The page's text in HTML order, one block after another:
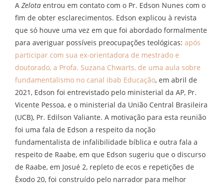
A Zelota entrou em contato com o Pr. Edson Nunes com o
fim de obter esclarecimentos. Edson explicou à revista
que só houve uma vez em que foi abordado formalmente
para averiguar possíveis preocupações teológicas: após
participar com sua ex-orientadora de mestrado e
doutorado, a Profa. Suzana Chwarts, de uma aula sobre
fundamentalismo no canal ibab Educação, em abril de
2021, Edson foi entrevistado pelo ministerial da AP, Pr.
Vicente Pessoa, e o ministerial da União Central Brasileira
(UCB), Pr. Edilson Valiante. A motivação para esta reunião
foi uma fala de Edson a respeito da noção
fundamentalista de infalibilidade bíblica e outra fala a
respeito de Raabe, em que Edson sugeriu que o discurso
de Raabe, em Josué 2, repleto de ecos e repetições de
Êxodo 20, foi construído pelo narrador para melhor